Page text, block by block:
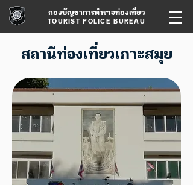
กองบัญชาการตำรวจท่องเที่ยว
TOURIST POLICE BUREAU
สถานีท่องเที่ยวเกาะสมุย